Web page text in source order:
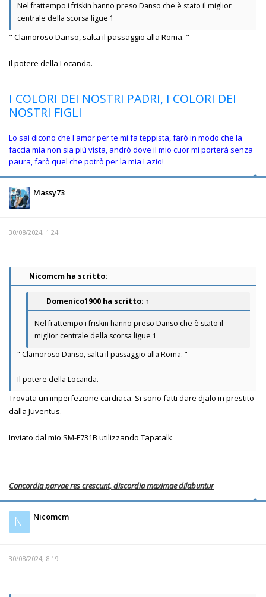
Nel frattempo i friskin hanno preso Danso che è stato il miglior
centrale della scorsa ligue 1
" Clamoroso Danso, salta il passaggio alla Roma. "
Il potere della Locanda.
I COLORI DEI NOSTRI PADRI, I COLORI DEI
NOSTRI FIGLI
Lo sai dicono che l'amor per te mi fa teppista, farò in modo che la
faccia mia non sia più vista, andrò dove il mio cuor mi porterà senza
paura, farò quel che potrò per la mia Lazio!
Massy73
30/08/2024, 1:24
Nicomcm ha scritto:
Domenico1900 ha scritto: ↑
Nel frattempo i friskin hanno preso Danso che è stato il
miglior centrale della scorsa ligue 1
" Clamoroso Danso, salta il passaggio alla Roma. "
Il potere della Locanda.
Trovata un imperfezione cardiaca. Si sono fatti dare djalo in prestito
dalla Juventus.
Inviato dal mio SM-F731B utilizzando Tapatalk
Concordia parvae res crescunt, discordia maximae dilabuntur
Ni Nicomcm
30/08/2024, 8:19